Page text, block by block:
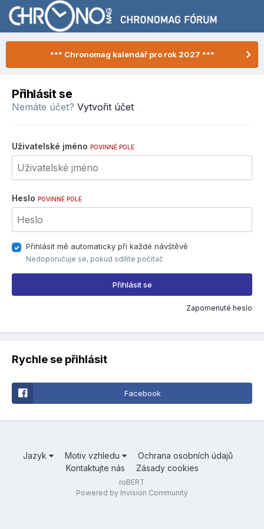
*** Chronomag kalendář pro rok 2027 ***
Přihlásit se
Nemáte účet? Vytvořit účet
Uživatelské jméno POVINNÉ POLE
Heslo POVINNÉ POLE
Přihlásit mě automaticky při každé návštěvě
Nedoporučuje se, pokud sdílíte počítač
Přihlásit se
Zapomenuté heslo
Rychle se přihlásit
Facebook
Jazyk Motiv vzhledu
Ochrana osobních údajů
Kontaktujte nás
Zásady cookies
roBERT
Powered by Invision Community